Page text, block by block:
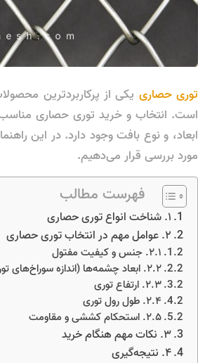
توری حصاری یکی از پرکاربردترین
است. انتخاب و خرید توری حصاری مناسب
ابعاد، و نوع بافت وجود دارد. در این
مورد بررسی قرار می‌دهیم.
فهرست مطالب
۱. شناخت انواع توری حصاری
۲. عوامل مهم در انتخاب توری حصاری
۲.۱. جنس و کیفیت مفتول
۲.۲. ابعاد چشمه‌ها (اندازه سوراخ‌های توری)
۲.۳. ارتفاع توری
۲.۴. طول رول توری
۲.۵. استحکام کششی و مقاومت
۳. نکات مهم هنگام خرید
۴. نتیجه‌گیری